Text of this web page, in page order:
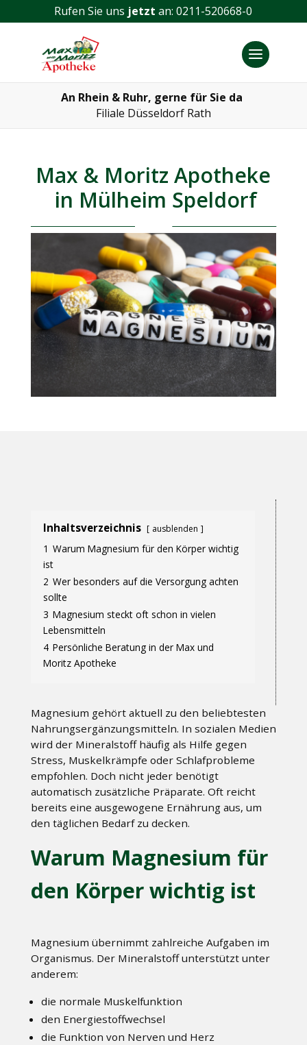
Rufen Sie uns jetzt an:0211-520668-0
An Rhein & Ruhr, gerne für Sie da
Filiale​ Düsseldorf Rath
Max & Moritz Apotheke
in Mülheim Speldorf
Inhaltsverzeichnis ausblenden
1 Warum Magnesium für den Körper wichtig
ist
2 Wer besonders auf die Versorgung achten
sollte
3 Magnesium steckt oft schon in vielen
Lebensmitteln
4 Persönliche Beratung in der Max und
Moritz Apotheke
Magnesium gehört aktuell zu den beliebtesten
Nahrungsergänzungsmitteln. In sozialen Medien
wird der Mineralstoff häufig als Hilfe gegen
Stress, Muskelkrämpfe oder Schlafprobleme
empfohlen. Doch nicht jeder benötigt
automatisch zusätzliche Präparate. Oft reicht
bereits eine ausgewogene Ernährung aus, um
den täglichen Bedarf zu decken.
Warum Magnesium für
den Körper wichtig ist
Magnesium übernimmt zahlreiche Aufgaben im
Organismus. Der Mineralstoff unterstützt unter
anderem:
die normale Muskelfunktion
den Energiestoffwechsel
die Funktion von Nerven und Herz